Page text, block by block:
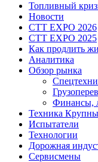
Топливный
Новости
CTT EXPO 2026
CTT EXPO 2025
Как продлить
Аналитика
Обзор рынка
Финансы,
Техника
Испытатели
Технологии
Дорожная
Сервисмены